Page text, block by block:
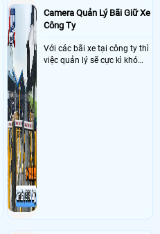
Camera Quản Lý Bãi Giữ Xe
Công Ty
Với các bãi xe tại công ty thì
việc quản lý sẽ cực kì khó